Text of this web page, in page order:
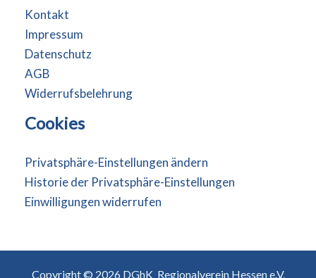
Kontakt
Impressum
Datenschutz
AGB
Widerrufsbelehrung
Cookies
Privatsphäre-Einstellungen ändern
Historie der Privatsphäre-Einstellungen
Einwilligungen widerrufen
Copyright © 2026 DGhK Regionalverein Hessen e.V.